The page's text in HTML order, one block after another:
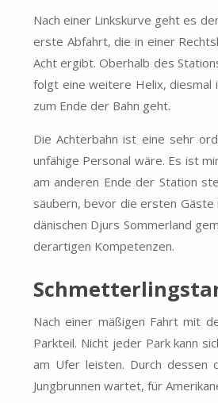
Nach einer Linkskurve geht es
erste Abfahrt, die in einer
Acht ergibt. Oberhalb des
folgt eine weitere Helix, diesmal
zum Ende der Bahn geht.
Die Achterbahn ist eine sehr
unfähige Personal wäre. Es ist
am anderen Ende der Station
säubern, bevor die ersten
dänischen Djurs Sommerland
derartigen Kompetenzen.
Nach einer mäßigen Fahrt mit
Parkteil. Nicht jeder Park kann
am Ufer leisten. Durch dessen
Jungbrunnen wartet, für